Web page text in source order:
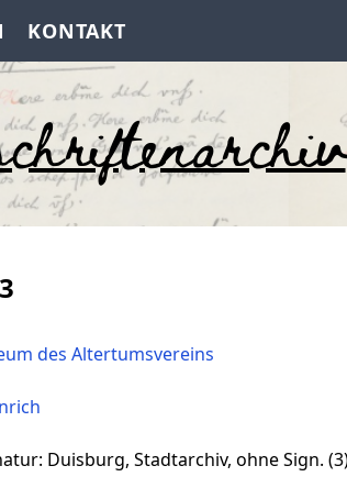
KONTAKT
des Altertumsvereins
Duisburg, Stadtarchiv, ohne Sign.